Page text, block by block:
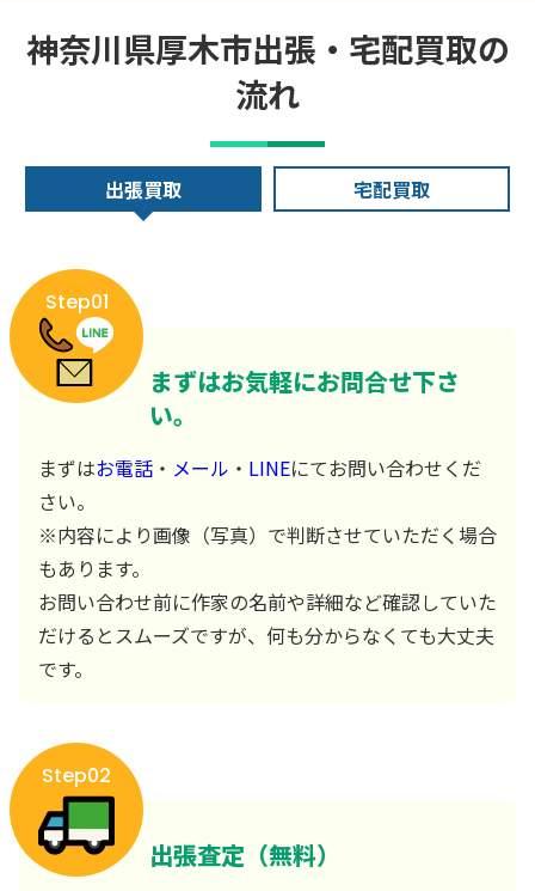
神奈川県厚木市出張・宅配買取の
流れ
出張買取 宅配買取
Step01
まずはお気軽にお問合せ下さ
い。
まずはお電話 ・ メール ・ LINEにてお問い合わせくだ
さい。
※内容により画像（写真）で判断させていただく場合
もあります。
お問い合わせ前に作家の名前や詳細など確認していた
だけるとスムーズですが、何も分からなくても大丈夫
です。
Step02
出張査定（無料）